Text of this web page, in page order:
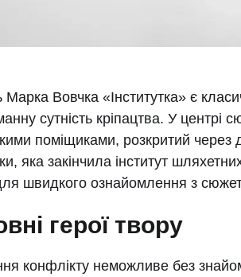
Марка Вовчка «Інститутка» є
сутність кріпацтва. У
поміщиками, розкритий через
яка закінчила інститут
швидкого ознайомлення з
герої твору
конфлікту неможливе без